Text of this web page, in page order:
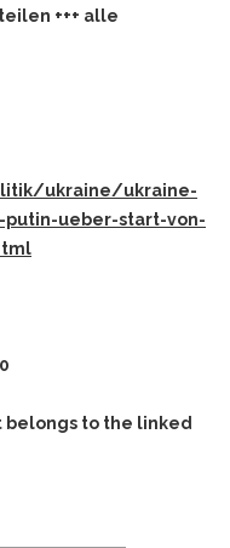
+++ alle
ukraine/ukraine-
ueber-start-von-
to the linked